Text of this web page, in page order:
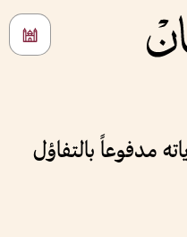
مدفوعاً بالتفاؤل